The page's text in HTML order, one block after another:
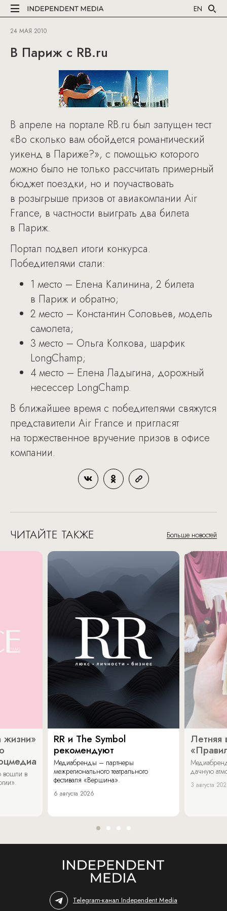
EN
24 МАЯ 2010
В Париж с RB.ru
В апреле на портале RB.ru был запущен тест
«Во сколько вам обойдется романтический
уикенд в Париже?», с помощью которого
можно было не только рассчитать примерный
бюджет поездки, но и поучаствовать
в розыгрыше призов от авиакомпании Air
France, в частности выиграть два билета
в Париж.
Портал подвел итоги конкурса.
Победителями стали:
1 место – Елена Калинина, 2 билета
в Париж и обратно;
2 место – Константин Соловьев, модель
самолета;
3 место – Ольга Колкова, шарфик
LongChamp;
4 место – Елена Ладыгина, дорожный
несессер LongChamp.
В ближайшее время с победителями свяжутся
представители Air France и пригласят
на торжественное вручение призов в офисе
компании.
ЧИТАЙТЕ ТАКЖЕ Больше новостей
жизни»
вошли в
RR и The Symbol
рекомендуют
Медиабренды – партнеры
межрегионального театрального
фестиваля «Вершина».
6 августа 2026
Летняя
дачную
3 августа
Telegram-канал Independent Media